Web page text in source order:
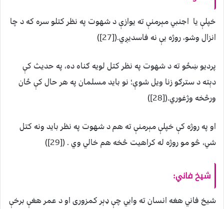
خپلې يا اجنبي مېرمنې ته يوازې د شهوت په نظر کتلو سره که د چا
انزال وشو، روژه يې نه فاسديږي.([27])
پرديو ښځو ته د شهوت په نظر کتل لويه ګناه ده، په حديث کې
دېته د سترګو زنا ويل شوې؛ نو بايد مسلمان په هر حال کې ځان
ورڅخه وژغوري.([28])
او په روژه کې خپلې مېرمنې ته هم د شهوت په نظر بايد ونه کتل
شي، څو مو روژه له کراهيت څخه هم خالي وي . ([29])
شيخ فاني:
شيخ فاني هغه انسان ته وايي چې ډېر کمزوری او د عمر هغې برخې